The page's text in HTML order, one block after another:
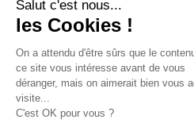
vente de fond de commerce restaurant
acheter restaurant